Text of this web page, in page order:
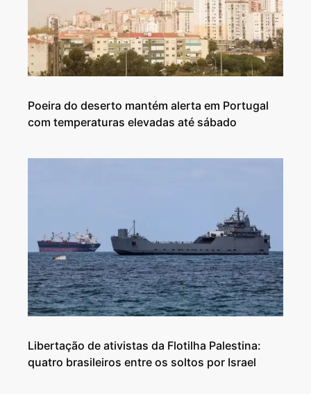
Poeira do deserto mantém alerta em Portugal
com temperaturas elevadas até sábado
Libertação de ativistas da Flotilha Palestina:
quatro brasileiros entre os soltos por Israel